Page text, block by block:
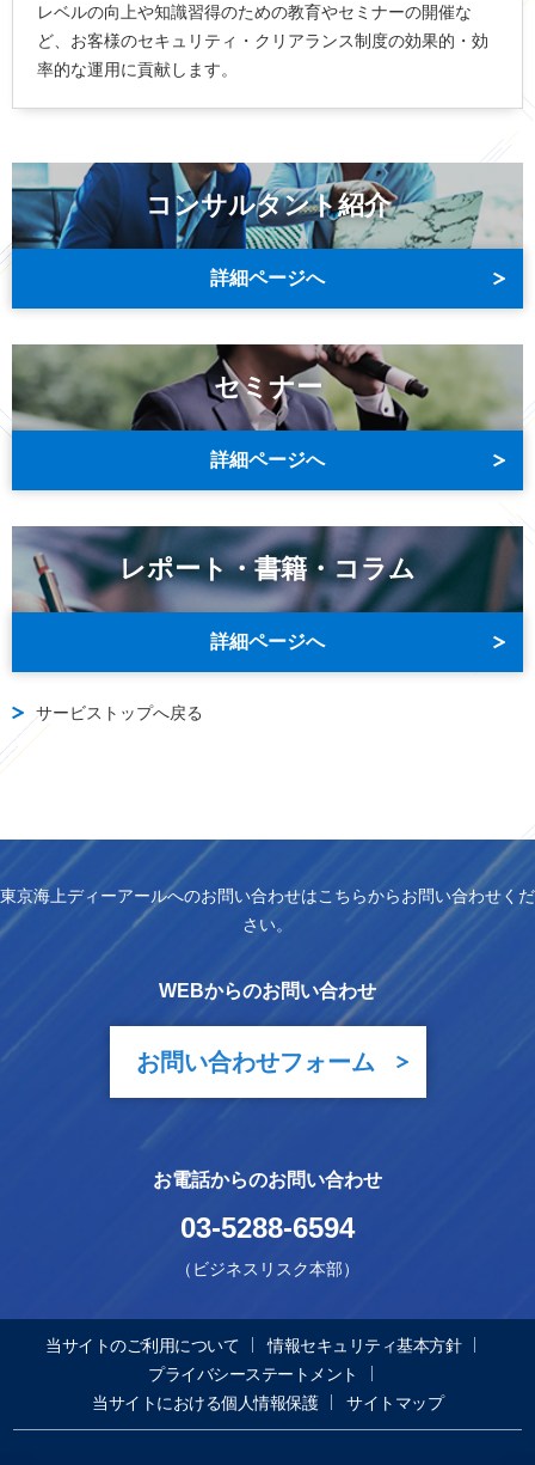
レベルの向上や知識習得のための教育やセミナーの開催な
ど、お客様のセキュリティ・クリアランス制度の効果的・効
率的な運用に貢献します。
コンサルタント紹介
詳細ページへ
セミナー
詳細ページへ
レポート・書籍・コラム
詳細ページへ
サービストップへ戻る
東京海上ディーアールへのお問い合わせはこちらからお問い合わせくだ
さい。
WEBからのお問い合わせ
お問い合わせフォーム
お電話からのお問い合わせ
03-5288-6594
（ビジネスリスク本部）
当サイトのご利用について
情報セキュリティ基本方針
プライバシーステートメント
当サイトにおける個人情報保護
サイトマップ